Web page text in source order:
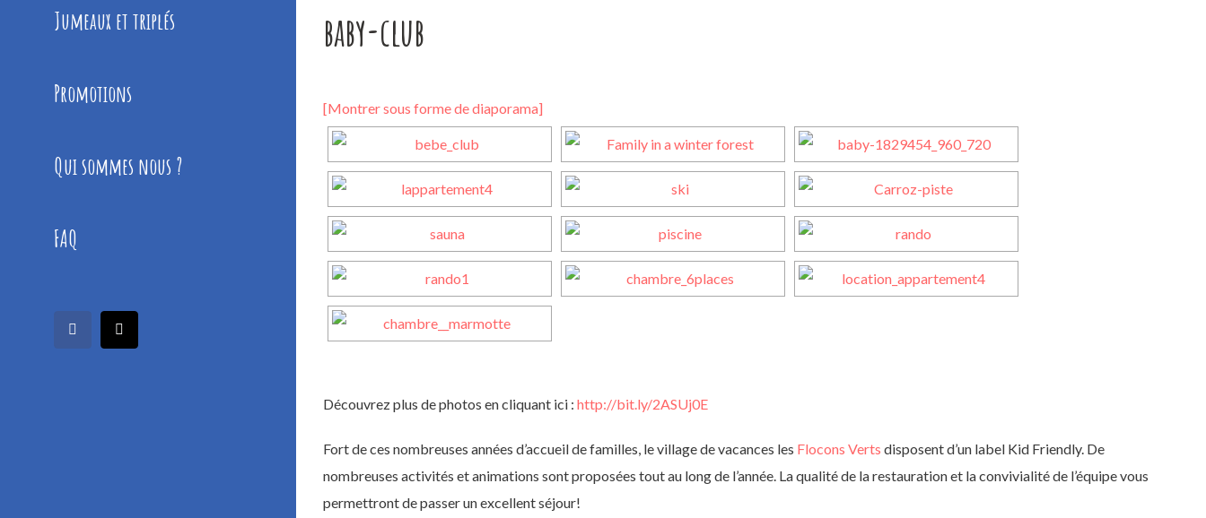
Jumeaux et triplés
Promotions
Qui sommes nous ?
FAQ
facebook
baby-club
[Montrer sous forme de diaporama]
Découvrez plus de photos en cliquant ici : http://bit.ly/2ASUj0E
Fort de ces nombreuses années d’accueil de familles, le village de vacances les Flocons Verts disposent d’un label Kid Friendly. De
nombreuses activités et animations sont proposées tout au long de l’année. La qualité de la restauration et la convivialité de l’équipe vous
permettront de passer un excellent séjour!